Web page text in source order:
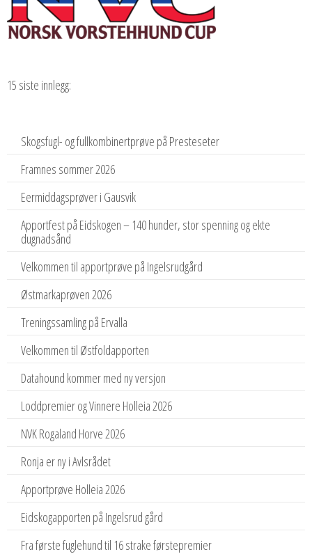
15 siste innlegg:
Skogsfugl- og fullkombinertprøve på Presteseter
Framnes sommer 2026
Eermiddagsprøver i Gausvik
Apportfest på Eidskogen – 140 hunder, stor spenning og ekte
dugnadsånd
Velkommen til apportprøve på Ingelsrudgård
Østmarkaprøven 2026
Treningssamling på Ervalla
Velkommen til Østfoldapporten
Datahound kommer med ny versjon
Loddpremier og Vinnere Holleia 2026
NVK Rogaland Horve 2026
Ronja er ny i Avlsrådet
Apportprøve Holleia 2026
Eidskogapporten på Ingelsrud gård
Fra første fuglehund til 16 strake førstepremier